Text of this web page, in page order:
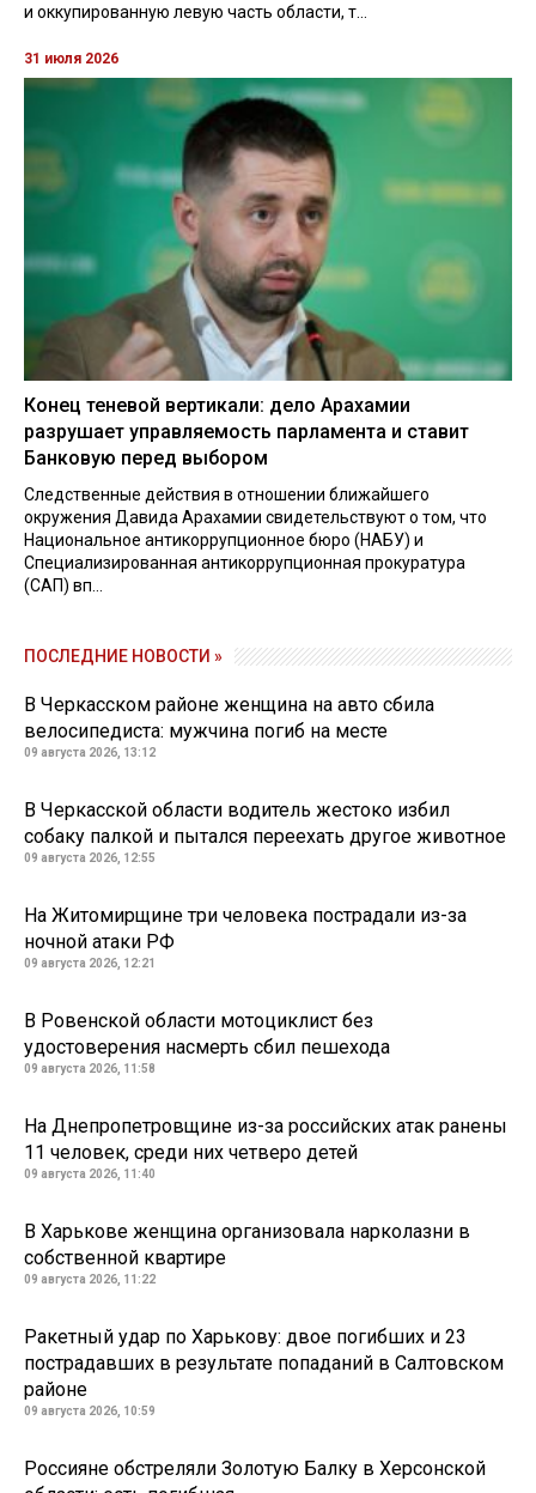
и оккупированную левую часть области, т...
31 июля 2026
Конец теневой вертикали: дело Арахамии
разрушает управляемость парламента и ставит
Банковую перед выбором
Следственные действия в отношении ближайшего
окружения Давида Арахамии свидетельствуют о том, что
Национальное антикоррупционное бюро (НАБУ) и
Специализированная антикоррупционная прокуратура
(САП) вп...
ПОСЛЕДНИЕ НОВОСТИ »
В Черкасском районе женщина на авто сбила
велосипедиста: мужчина погиб на месте
09 августа 2026, 13:12
В Черкасской области водитель жестоко избил
собаку палкой и пытался переехать другое животное
09 августа 2026, 12:55
На Житомирщине три человека пострадали из-за
ночной атаки РФ
09 августа 2026, 12:21
В Ровенской области мотоциклист без
удостоверения насмерть сбил пешехода
09 августа 2026, 11:58
На Днепропетровщине из-за российских атак ранены
11 человек, среди них четверо детей
09 августа 2026, 11:40
В Харькове женщина организовала нарколазни в
собственной квартире
09 августа 2026, 11:22
Ракетный удар по Харькову: двое погибших и 23
пострадавших в результате попаданий в Салтовском
районе
09 августа 2026, 10:59
Россияне обстреляли Золотую Балку в Херсонской